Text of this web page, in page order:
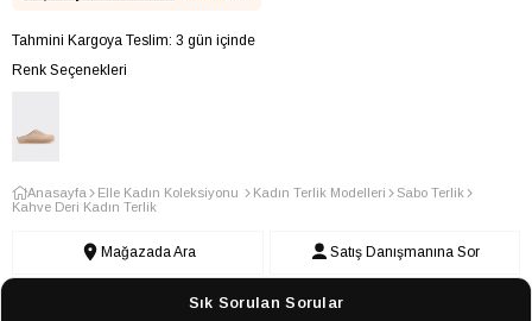
Tahmini Kargoya Teslim: 3 gün içinde
Renk Seçenekleri
Anasayfa Elle Kadın Koleksiyonu Kadın Terlik Modelleri
Sabo Terlik
Kahve Deri Kadın Terlik
Mağazada Ara Satış Danışmanına Sor
Sık Sorulan Sorular